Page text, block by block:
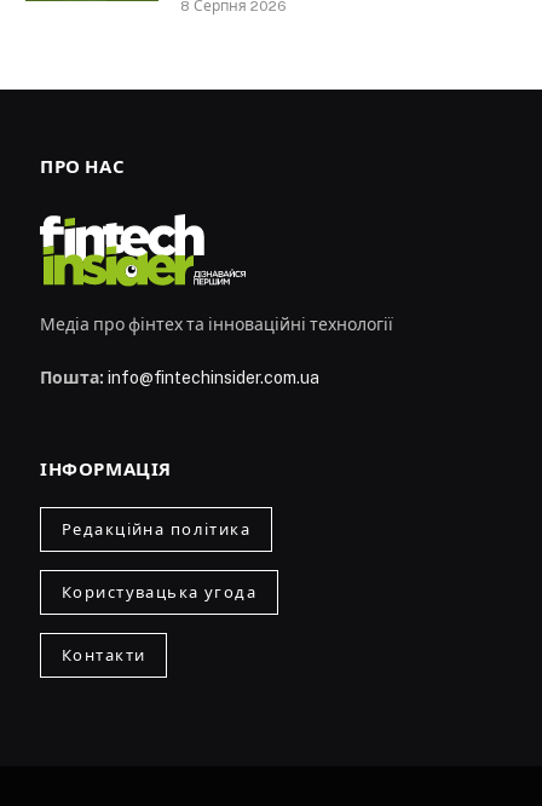
8 Серпня 2026
ПРО НАС
Медіа про фінтех та інноваційні технології
Пошта: info@fintechinsider.com.ua
ІНФОРМАЦІЯ
Редакційна політика
Користувацька угода
Контакти